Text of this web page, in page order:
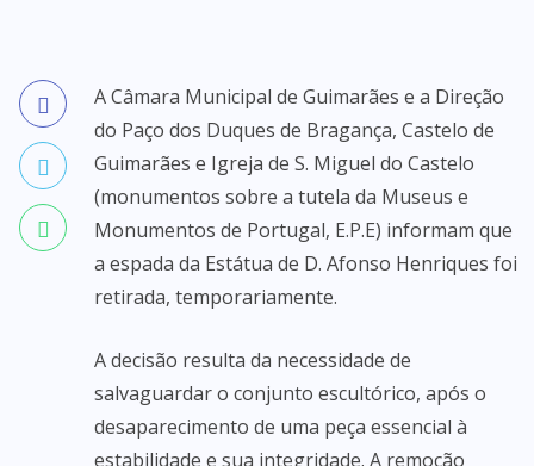
A Câmara Municipal de Guimarães e a Direção
do Paço dos Duques de Bragança, Castelo de
Guimarães e Igreja de S. Miguel do Castelo
(monumentos sobre a tutela da Museus e
Monumentos de Portugal, E.P.E) informam que
a espada da Estátua de D. Afonso Henriques foi
retirada, temporariamente.
A decisão resulta da necessidade de
salvaguardar o conjunto escultórico, após o
desaparecimento de uma peça essencial à
estabilidade e sua integridade. A remoção